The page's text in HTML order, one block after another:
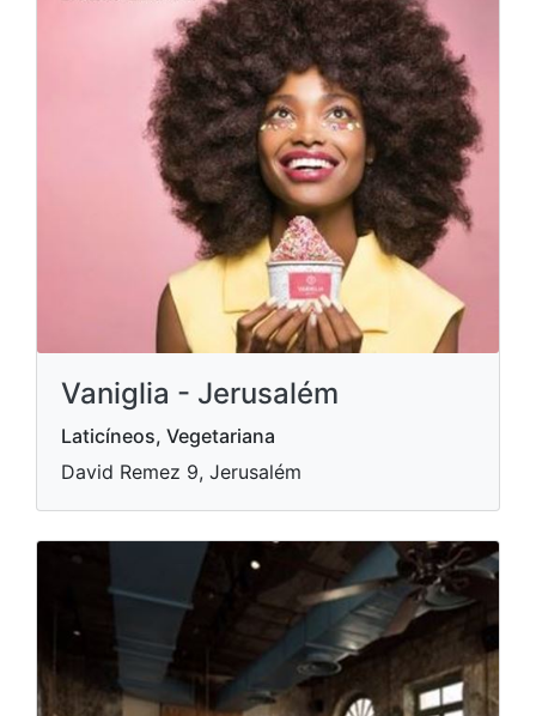
Vaniglia - Jerusalém
Laticíneos, Vegetariana
David Remez 9, Jerusalém